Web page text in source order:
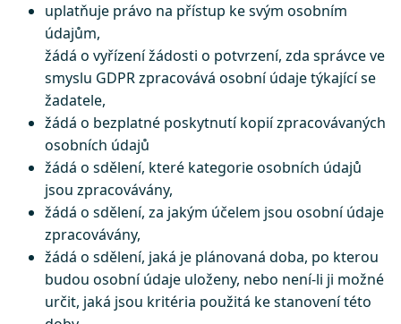
uplatňuje právo na přístup ke svým osobním
údajům,
žádá o vyřízení žádosti o potvrzení, zda správce ve
smyslu GDPR zpracovává osobní údaje týkající se
žadatele,
žádá o bezplatné poskytnutí kopií zpracovávaných
osobních údajů
žádá o sdělení, které kategorie osobních údajů
jsou zpracovávány,
žádá o sdělení, za jakým účelem jsou osobní údaje
zpracovávány,
žádá o sdělení, jaká je plánovaná doba, po kterou
budou osobní údaje uloženy, nebo není-li ji možné
určit, jaká jsou kritéria použitá ke stanovení této